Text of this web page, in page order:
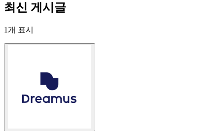
최신 게시글
1개 표시